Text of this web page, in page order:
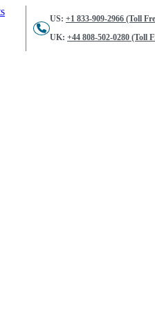
US: +1 833-909-2966 (Toll
UK: +44 808-502-0280 (Toll